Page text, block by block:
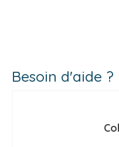
Besoin d'aide ?